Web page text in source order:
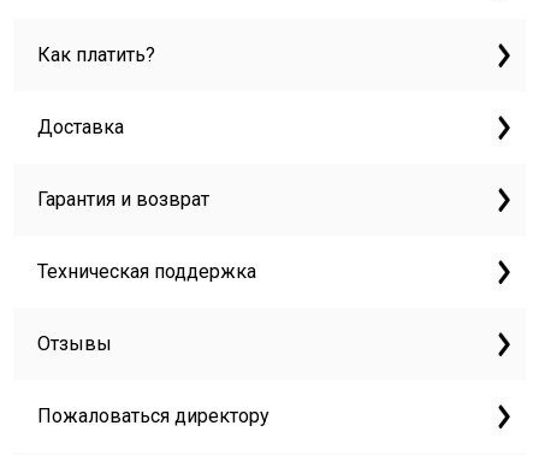
Как платить?
Доставка
Гарантия и возврат
Техническая поддержка
Отзывы
Пожаловаться директору